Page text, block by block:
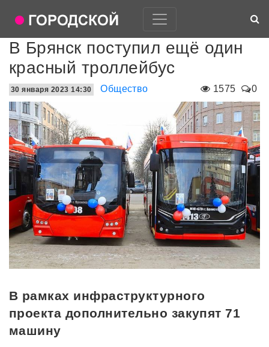
В Брянск поступил ещё один
красный троллейбус
1575 0
30 января 2023 14:30 Общество
В рамках инфраструктурного
проекта дополнительно закупят 71
машину